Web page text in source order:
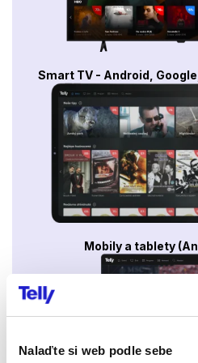
Nalaďte si web podle sebe
Smart TV - Android,
Mobily a tablety